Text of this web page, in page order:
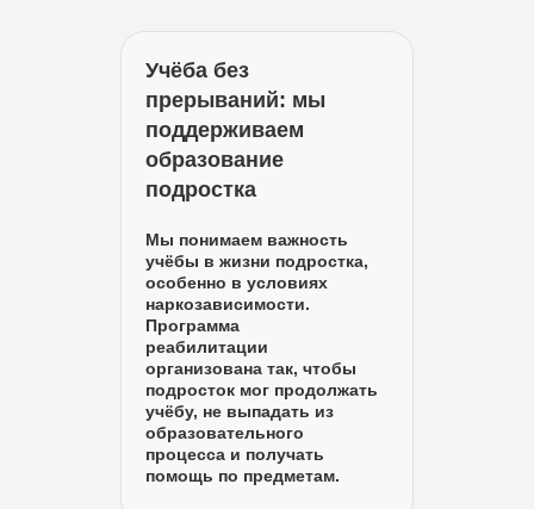
Учёба без
прерываний: мы
поддерживаем
образование
подростка
Мы понимаем важность
учёбы в жизни подростка,
особенно в условиях
наркозависимости.
Программа
реабилитации
организована так, чтобы
подросток мог продолжать
учёбу, не выпадать из
образовательного
процесса и получать
помощь по предметам.